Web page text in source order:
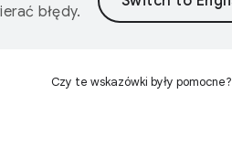
błędy.
Czy te wskazówki były pomocne?